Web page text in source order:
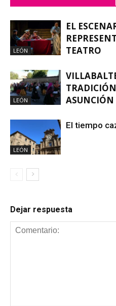
LEÓN
EL
TEATRO
LEÓN
ASUNCIÓN
LEÓN
El tiempo
Dejar respuesta